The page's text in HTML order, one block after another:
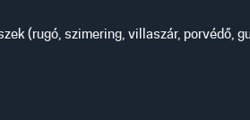
(rugó, szimering, villaszár, porvédő,